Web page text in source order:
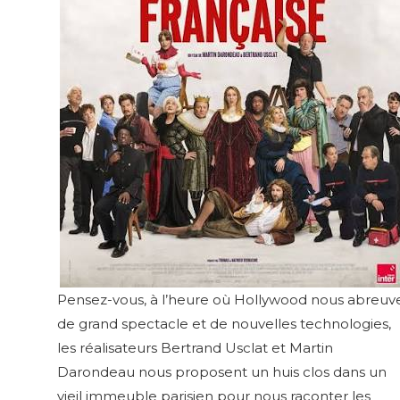
Pensez-vous, à l’heure où Hollywood nous
de grand spectacle et de nouvelles technologies,
les réalisateurs Bertrand Usclat et Martin
Darondeau nous proposent un huis clos dans un
vieil immeuble parisien pour nous raconter les